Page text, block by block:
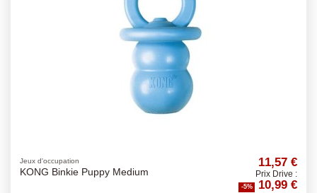
Jeux d'occupation
KONG Binkie Puppy Medium
11,57 €
Prix Drive :
-5% 10,99 €